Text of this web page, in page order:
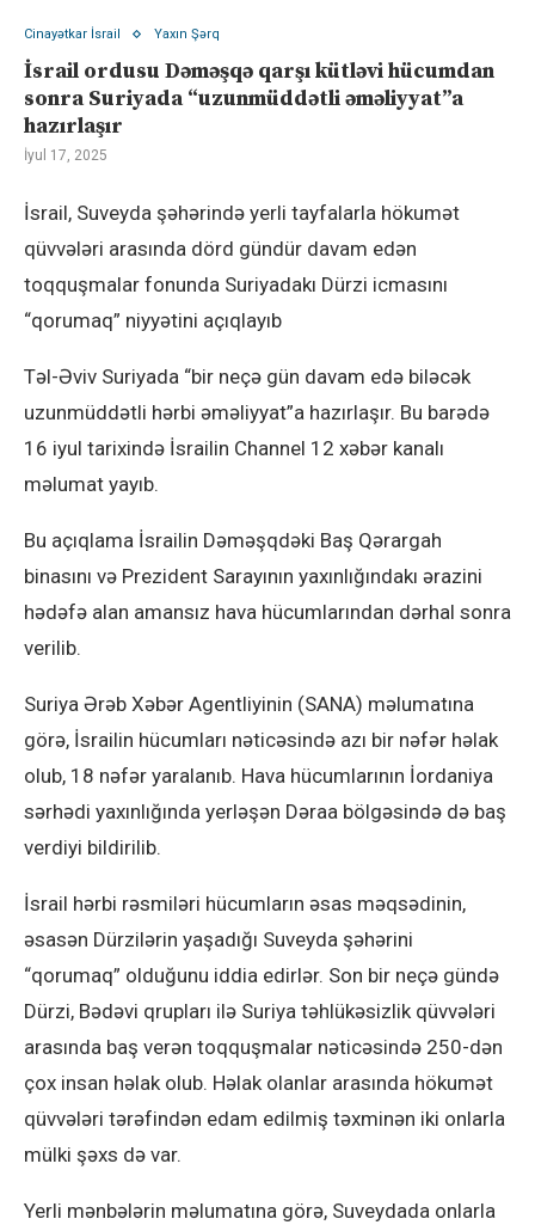
Cinayətkar İsrail Yaxın Şərq
İsrail ordusu Dəməşqə qarşı kütləvi hücumdan
sonra Suriyada “uzunmüddətli əməliyyat”a
hazırlaşır
İyul 17, 2025
İsrail, Suveyda şəhərində yerli tayfalarla hökumət
qüvvələri arasında dörd gündür davam edən
toqquşmalar fonunda Suriyadakı Dürzi icmasını
“qorumaq” niyyətini açıqlayıb
Təl-Əviv Suriyada “bir neçə gün davam edə biləcək
uzunmüddətli hərbi əməliyyat”a hazırlaşır. Bu barədə
16 iyul tarixində İsrailin Channel 12 xəbər kanalı
məlumat yayıb.
Bu açıqlama İsrailin Dəməşqdəki Baş Qərargah
binasını və Prezident Sarayının yaxınlığındakı ərazini
hədəfə alan amansız hava hücumlarından dərhal sonra
verilib.
Suriya Ərəb Xəbər Agentliyinin (SANA) məlumatına
görə, İsrailin hücumları nəticəsində azı bir nəfər həlak
olub, 18 nəfər yaralanıb. Hava hücumlarının İordaniya
sərhədi yaxınlığında yerləşən Dəraa bölgəsində də baş
verdiyi bildirilib.
İsrail hərbi rəsmiləri hücumların əsas məqsədinin,
əsasən Dürzilərin yaşadığı Suveyda şəhərini
“qorumaq” olduğunu iddia edirlər. Son bir neçə gündə
Dürzi, Bədəvi qrupları ilə Suriya təhlükəsizlik qüvvələri
arasında baş verən toqquşmalar nəticəsində 250-dən
çox insan həlak olub. Həlak olanlar arasında hökumət
qüvvələri tərəfindən edam edilmiş təxminən iki onlarla
mülki şəxs də var.
Yerli mənbələrin məlumatına görə, Suveydada onlarla